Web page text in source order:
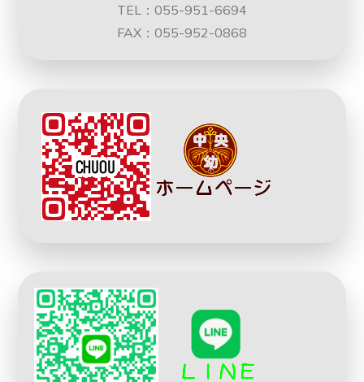
TEL：055-951-6694
FAX：055-952-0868